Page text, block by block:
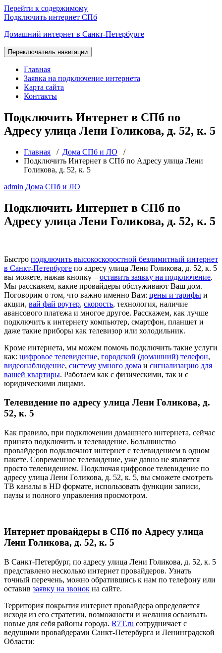
Перейти к содержимому
Подключить интернет СПб
Домашний интернет в Санкт-Петербурге
Переключатель навигации
Главная
Заявка на подключение интернета
Карта сайта
Контакты
Подключить Интернет в СПб по
Адресу улица Лени Голикова, д. 52, к. 5
Главная / Дома СПб и ЛО /
Подключить Интернет в СПб по Адресу улица Лени
Голикова, д. 52, к. 5
admin Дома СПб и ЛО
Подключить Интернет в СПб по
Адресу улица Лени Голикова, д. 52, к. 5
Быстро подключить высокоскоростной безлимитный интернет
в Санкт-Петербурге по адресу улица Лени Голикова, д. 52, к. 5
вы можете, нажав кнопку – оставить заявку на подключение.
Мы расскажем, какие провайдеры обслуживают Ваш дом.
Поговорим о том, что важно именно Вам: цены и тарифы и
акции, вай фай роутер, скорость, технология, наличие
авансового платежа и многое другое. Расскажем, как лучше
подключить к интернету компьютер, смартфон, планшет и
даже такие приборы как телевизор или холодильник.
Кроме интернета, мы можем помочь подключить такие услуги
как: цифровое телевидение, городской (домашний) телефон,
видеонаблюдение, систему умного дома и сигнализацию для
вашей квартиры. Работаем как с физическими, так и с
юридическими лицами.
Телевидение по адресу улица Лени Голикова, д.
52, к. 5
Как правило, при подключении домашнего интернета, сейчас
принято подключить и телевидение. Большинство
провайдеров подключают интернет с телевидением в одном
пакете. Современное телевидение, уже давно не является
просто телевидением. Подключая цифровое телевидение по
адресу улица Лени Голикова, д. 52, к. 5, вы сможете смотреть
ТВ каналы в HD формате, использовать функции записи,
паузы и полного управления просмотром.
Интернет провайдеры в СПб по Адресу улица
Лени Голикова, д. 52, к. 5
В Санкт-Петербург, по адресу улица Лени Голикова, д. 52, к. 5
представлено несколько интернет провайдеров. Узнать
точный перечень, можно обратившись к нам по телефону или
оставив заявку на звонок на сайте.
Территория покрытия интернет провайдера определяется
исходя из его стратегии, возможности и желания осваивать
новые для себя районы города. R7T.ru сотрудничает с
ведущими провайдерами Санкт-Петербурга и Ленинградской
Области: